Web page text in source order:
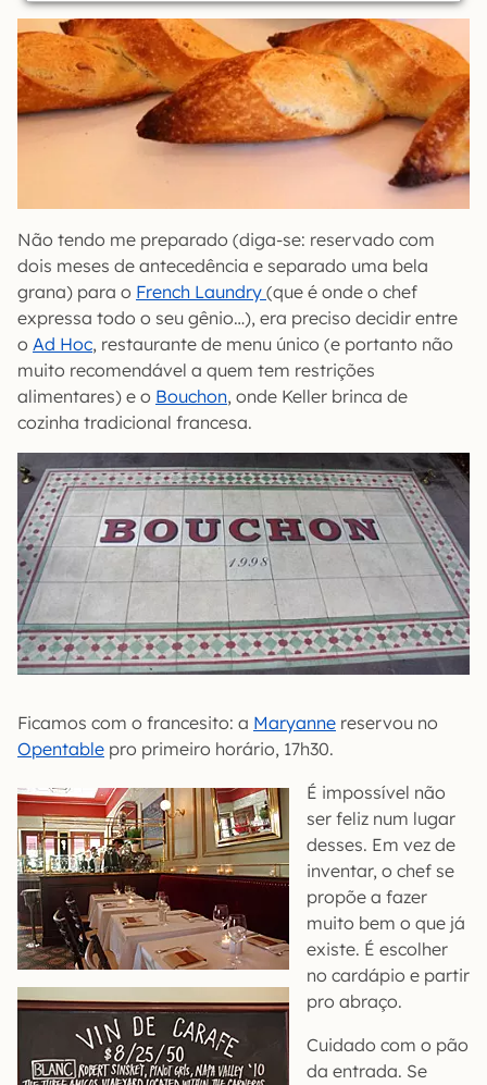
Não tendo me preparado (diga-se: reservado com
dois meses de antecedência e separado uma bela
grana) para o French Laundry (que é onde o chef
expressa todo o seu gênio…), era preciso decidir entre
o Ad Hoc, restaurante de menu único (e portanto não
muito recomendável a quem tem restrições
alimentares) e o Bouchon, onde Keller brinca de
cozinha tradicional francesa.
Ficamos com o francesito: a Maryanne reservou no
Opentable pro primeiro horário, 17h30.
É impossível não
ser feliz num lugar
desses. Em vez de
inventar, o chef se
propõe a fazer
muito bem o que já
existe. É escolher
no cardápio e partir
pro abraço.
Cuidado com o pão
da entrada. Se